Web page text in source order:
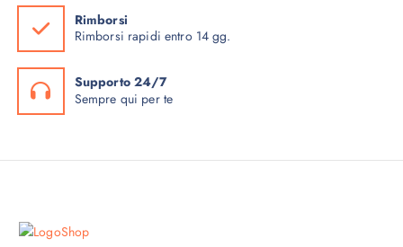
Rimborsi
Rimborsi rapidi entro 14 gg.
Supporto 24/7
Sempre qui per te